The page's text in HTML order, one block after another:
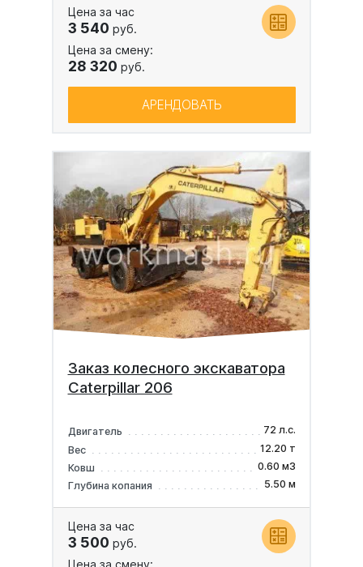
Цена за час
3 540 руб.
Цена за смену:
28 320 руб.
АРЕНДОВАТЬ
Заказ колесного экскаватора
Caterpillar 206
Двигатель
72 л.с.
Вес
12.20 т
Ковш
0.60 м3
Глубина копания
5.50 м
Цена за час
3 500 руб.
Цена за смену: